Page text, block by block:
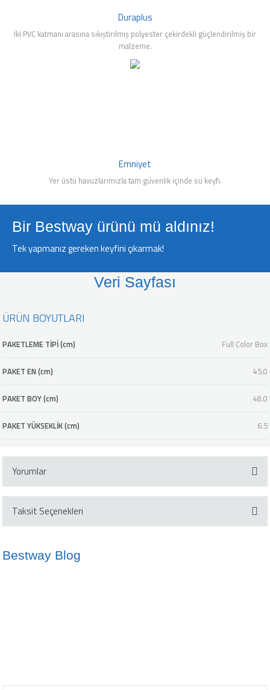
Duraplus
İki PVC katmanı arasına sıkıştırılmış polyester çekirdekli güçlendirilmiş bir
malzeme.
Emniyet
Yer üstü havuzlarımızla tam güvenlik içinde su keyfi.
Bir Bestway ürünü mü aldınız!
Tek yapmanız gereken keyfini çıkarmak!
Veri Sayfası
ÜRÜN BOYUTLARI
PAKETLEME TİPİ (cm) Full Color Box
PAKET EN (cm) 45.0
PAKET BOY (cm) 48.0
PAKET YÜKSEKLİK (cm) 6.5
Yorumlar
Bu ürüne ilk yorumu siz yapın!
Taksit Seçenekleri
Bestway Blog